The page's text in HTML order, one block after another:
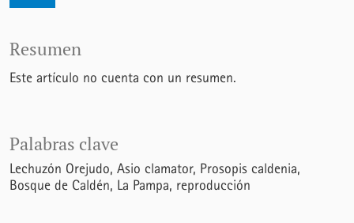
Palabras clave
Lechuzón Orejudo Asio clamator Prosopis caldenia
Bosque de Caldén La Pampa reproducción
Resumen
Este artículo no cuenta con un resumen.